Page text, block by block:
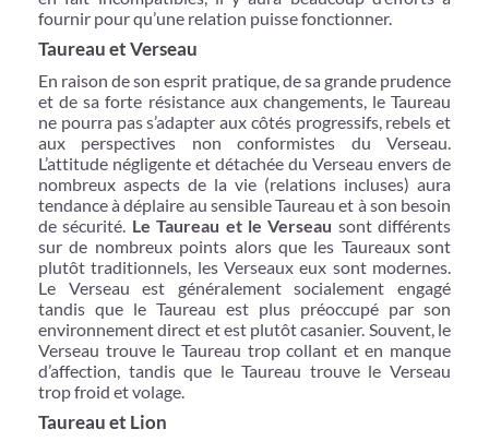
fournir pour qu’une relation puisse fonctionner.
Taureau et Verseau
En raison de son esprit pratique, de sa grande prudence
et de sa forte résistance aux changements, le Taureau
ne pourra pas s’adapter aux côtés progressifs, rebels et
aux perspectives non conformistes du Verseau.
L’attitude négligente et détachée du Verseau envers de
nombreux aspects de la vie (relations incluses) aura
tendance à déplaire au sensible Taureau et à son besoin
de sécurité. Le Taureau et le Verseau sont différents
sur de nombreux points alors que les Taureaux sont
plutôt traditionnels, les Verseaux eux sont modernes.
Le Verseau est généralement socialement engagé
tandis que le Taureau est plus préoccupé par son
environnement direct et est plutôt casanier. Souvent, le
Verseau trouve le Taureau trop collant et en manque
d’affection, tandis que le Taureau trouve le Verseau
trop froid et volage.
Taureau et Lion